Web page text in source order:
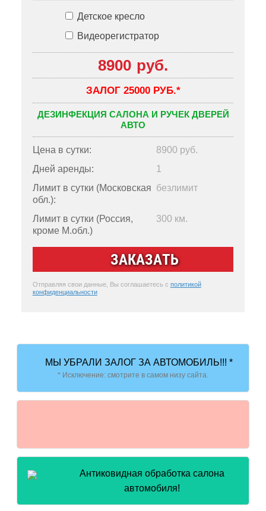
Детское кресло
Видеорегистратор
8900 руб.
ЗАЛОГ 25000 РУБ.*
ДЕЗИНФЕКЦИЯ САЛОНА И РУЧЕК ДВЕРЕЙ
АВТО
Цена в сутки: 8900 руб.
Дней аренды:
1
Лимит в сутки (Московская
обл.):
безлимит
Лимит в сутки (Россия,
кроме М.обл.)
300 км.
ЗАКАЗАТЬ
Отправляя свои данные, Вы соглашаетесь с политикой
конфиденциальности
МЫ УБРАЛИ ЗАЛОГ ЗА АВТОМОБИЛЬ!!! *
* Исключение: смотрите в самом низу сайта.
Антиковидная обработка салона
автомобиля!